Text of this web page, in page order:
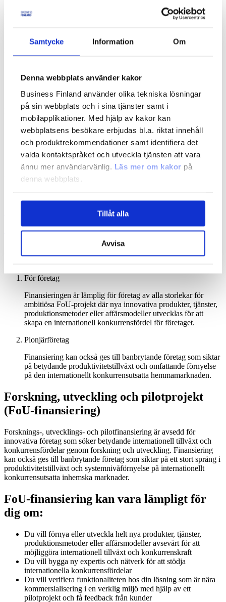
Samtycke Information Om
Denna webbplats använder kakor
Business Finland använder olika tekniska lösningar
på sin webbplats och i sina tjänster samt i
mobilapplikationer. Med hjälp av kakor kan
webbplatsens besökare erbjudas bl.a. riktat innehåll
och produktrekommendationer samt identifiera det
valda kontaktspråket och utveckla tjänsten att vara
ännu mer användarvänlig. Läs mer om kakor på
denna webbplats.
Tillåt alla
Avvisa
Utvecklar du en ny produkt, tjänst, teknik eller driftsmodell? Med
produkter, tjänster, produktionsmetoder eller affärsmodeller. Med
finansieringen är det möjligt att testa och verifiera funktionaliteten
Business Finlands finansiering är konkurrensutsatt och diskretionär.
Samarbete mellan företag
och forskningsorganisationer
Vi finansierar forskning, vars resultat finska företag kan använda i
sin exportverksamhet. Upptäck hur företag och
forskningsorganisationer kan samarbeta i Co-Innovation-projekt.
Vem är finansieringen lämplig för?
För företag
Finansieringen är lämplig för företag av alla storlekar för
ambitiösa FoU-projekt där nya innovativa produkter, tjänster,
produktionsmetoder eller affärsmodeller utvecklas för att
skapa en internationell konkurrensfördel för företaget.
Pionjärföretag
Finansiering kan också ges till banbrytande företag som siktar
på betydande produktivitetstillväxt och omfattande förnyelse
på den internationellt konkurrensutsatta hemmamarknaden.
Forskning, utveckling och pilotprojekt
(FoU-finansiering)
Forsknings-, utvecklings- och pilotfinansiering är avsedd för
innovativa företag som söker betydande internationell tillväxt och
konkurrensfördelar genom forskning och utveckling. Finansiering
kan också ges till banbrytande företag som siktar på ett stort språng i
produktivitetstillväxt och systemnivåförnyelse på internationellt
konkurrensutsatta inhemska marknader.
FoU-finansiering kan vara lämpligt för
dig om:
Du vill förnya eller utveckla helt nya produkter, tjänster,
produktionsmetoder eller affärsmodeller avsevärt för att
möjliggöra internationell tillväxt och konkurrenskraft
Du vill bygga ny expertis och nätverk för att stödja
internationella konkurrensfördelar
Du vill verifiera funktionaliteten hos din lösning som är nära
kommersialisering i en verklig miljö med hjälp av ett
pilotprojekt och få feedback från kunder